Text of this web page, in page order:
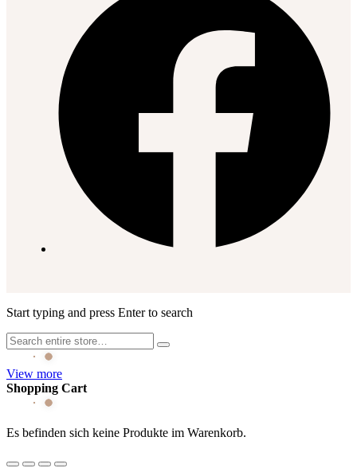
Start typing and press Enter to search
View more
Shopping Cart
Es befinden sich keine Produkte im Warenkorb.